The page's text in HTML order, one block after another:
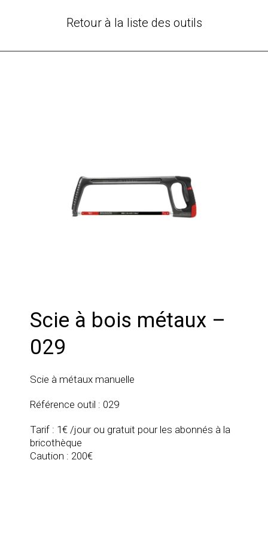
Retour à la liste des outils
Scie à bois métaux –
029
Scie à métaux manuelle
Référence outil : 029
Tarif : 1€ /jour ou gratuit pour les abonnés à la
bricothèque
Caution : 200€